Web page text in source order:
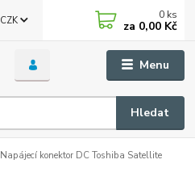
Menu
CZK
Hledat
0 ks
za 0,00 Kč
Napájecí konektor DC Toshiba Satellite